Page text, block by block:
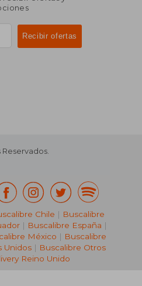
Chile | Buscalibre
| Buscalibre España |
México | Buscalibre
Unidos| Buscalibre Otros
Reino Unido